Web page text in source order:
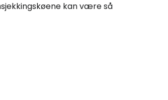
kan være så